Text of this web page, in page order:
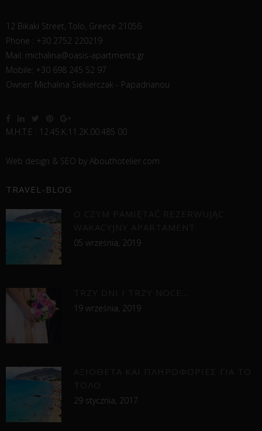
12 Bikaki Street, Tolo, Greece 21056
Phone : +30 2752 220219
Mail: michalina@oasis-apartments.gr
Mobile: +30 698 245 52 97
Owner: Michalina Siekierczak - Papadrianou
Μ.Η.Τ.Ε : 12.45.Κ.11.2Κ.00.485 00
Web design & SEO by Abouthotelier.com
TRAVEL-BLOG
05 września, 2019
19 września, 2019
29 stycznia, 2017